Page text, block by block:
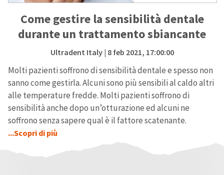
Come gestire la sensibilità dentale
durante un trattamento sbiancante
Ultradent Italy| 8 feb 2021, 17:00:00
Molti pazienti soffrono di sensibilità dentale e spesso non
sanno come gestirla. Alcuni sono più sensibili al caldo altri
alle temperature fredde. Molti pazienti soffrono di
sensibilità anche dopo un’otturazione ed alcuni ne
soffrono senza sapere qual è il fattore scatenante.
...Scopri di più